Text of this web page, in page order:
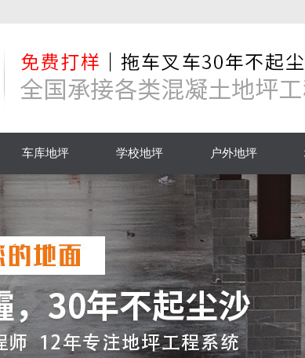
车库地坪 学校地坪 户外地坪